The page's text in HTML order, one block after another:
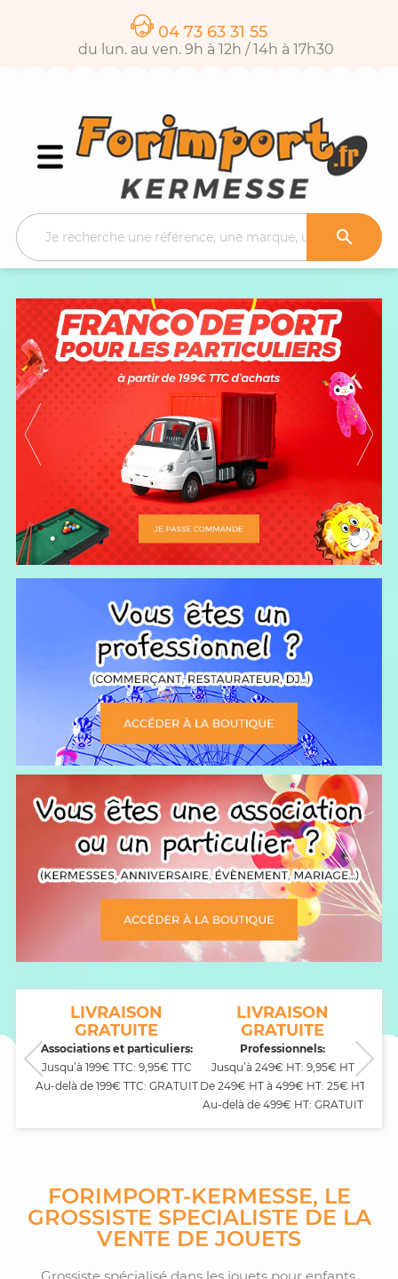
04 73 63 31 55
du lun. au ven. 9h à 12h / 14h à 17h30

LIVRAISON
GRATUITE
Associations et particuliers:
Jusqu’à 199€ TTC: 9,95€ TTC
Au-delà de 199€ TTC: GRATUIT
LIVRAISON
GRATUITE
Professionnels:
Jusqu’à 249€ HT: 9,95€ HT
De 249€ HT à 499€ HT: 25€ HT
Au-delà de 499€ HT: GRATUIT
FORIMPORT-KERMESSE, LE
GROSSISTE SPECIALISTE DE LA
VENTE DE JOUETS